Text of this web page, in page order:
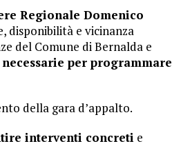
Regionale Domenico
disponibilità e vicinanza
del Comune di Bernalda e
per programmare
della gara d’appalto.
interventi concreti e